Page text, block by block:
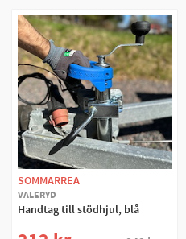
SOMMARREA
VALERYD
Handtag till stödhjul, blå